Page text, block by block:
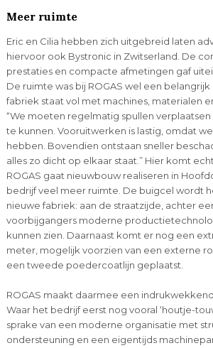
Meer ruimte
Eric en Cilia hebben zich uitgebreid laten
hiervoor ook Bystronic in Zwitserland. De
prestaties en compacte afmetingen gaf
De ruimte was bij ROGAS wel een
fabriek staat vol met machines, materialen
“We moeten regelmatig spullen
te kunnen. Vooruitwerken is lastig, omdat
hebben. Bovendien ontstaan sneller
alles zo dicht op elkaar staat.” Hier komt
ROGAS gaat nieuwbouw realiseren in
bedrijf veel meer ruimte. De buigcel wordt
nieuwe fabriek: aan de straatzijde, achter
voorbijgangers moderne
kunnen zien. Daarnaast komt er nog een
meter, mogelijk voorzien van een externe
een tweede poedercoatlijn geplaatst.
ROGAS maakt daarmee een
Waar het bedrijf eerst nog vooral ‘houtje-
sprake van een moderne organisatie met
ondersteuning en een eigentijds